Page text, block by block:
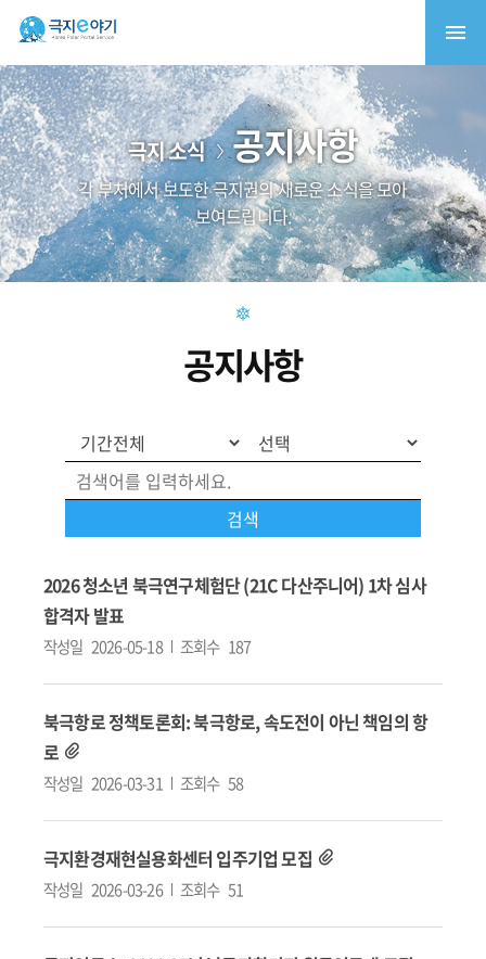
극지 소식 공지사항
각 부처에서 보도한 극지권의 새로운 소식을 모아
보여드립니다.
공지사항
2026 청소년 북극연구체험단 (21C 다산주니어) 1차 심사
합격자 발표
작성일 2026-05-18 조회수 187
북극항로 정책토론회: 북극항로, 속도전이 아닌 책임의 항
로
작성일 2026-03-31 조회수 58
극지환경재현실용화센터 입주기업 모집
작성일 2026-03-26 조회수 51